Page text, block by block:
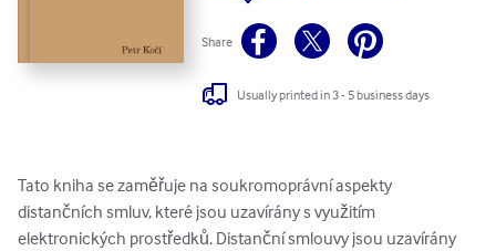
Share
Usually printed in 3 - 5 business days
Tato kniha se zaměřuje na soukromoprávní aspekty
distančních smluv, které jsou uzavírány s využitím
elektronických prostředků. Distanční smlouvy jsou uzavírány